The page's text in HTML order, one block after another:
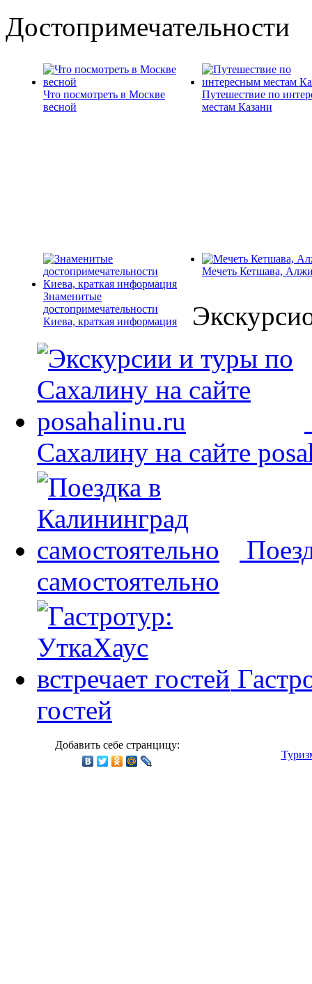
Достопримечательности
Что посмотреть в Москве
весной
Путешествие по
местам Казани
Знаменитые
достопримечательности
Киева, краткая информация
Мечеть Кетшава,
Сахалину на сайте
самостоятельно
гостей
Добавить себе странцицу: